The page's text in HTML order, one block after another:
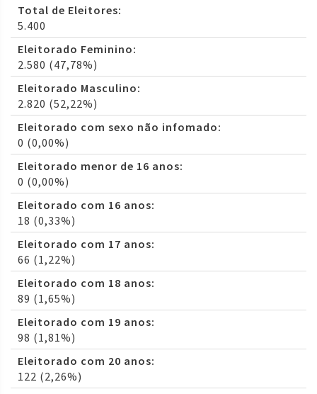
Total de Eleitores:
5.400
Eleitorado Feminino:
2.580 (47,78%)
Eleitorado Masculino:
2.820 (52,22%)
Eleitorado com sexo não infomado:
0 (0,00%)
Eleitorado menor de 16 anos:
0 (0,00%)
Eleitorado com 16 anos:
18 (0,33%)
Eleitorado com 17 anos:
66 (1,22%)
Eleitorado com 18 anos:
89 (1,65%)
Eleitorado com 19 anos:
98 (1,81%)
Eleitorado com 20 anos:
122 (2,26%)